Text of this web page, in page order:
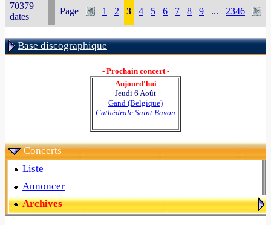
70379
dates
Page 1 2 3 4 5 6 7 8 9 ... 2346
Base discographique
- Prochain concert -
Aujourd'hui
Jeudi 6 Août
Gand (Belgique)
Cathédrale Saint Bavon
Concerts
Liste
Annoncer
Archives